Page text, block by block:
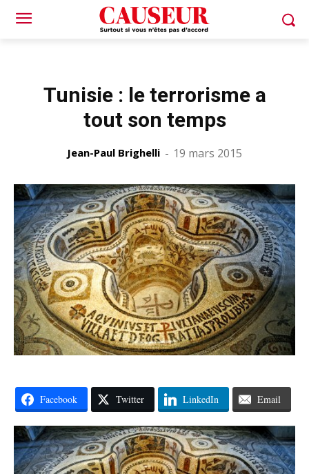
Tunisie : le terrorisme a
tout son temps
Jean-Paul Brighelli - 19 mars 2015
Facebook Twitter LinkedIn Email